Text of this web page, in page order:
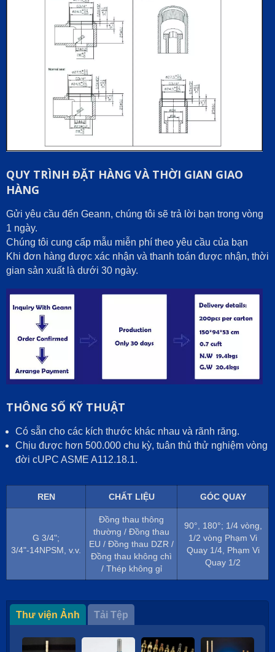
QUY TRÌNH ĐẶT HÀNG VÀ THỜI GIAN GIAO
HÀNG
Gửi yêu cầu đến Geann, chúng tôi sẽ trả lời bạn trong vòng
1 ngày.
Chúng tôi cung cấp mẫu miễn phí theo yêu cầu của bạn
Khi đơn hàng được xác nhận và thanh toán được nhận, thời
gian sản xuất là dưới 30 ngày.
THÔNG SỐ KỸ THUẬT
Có sẵn cho các kích thước khác nhau và rãnh răng.
Chịu được hơn 500.000 chu kỳ, tuân thủ thử nghiệm vòng
đời cUPC ASME A112.18.1.
REN CHẤT LIỆU GÓC QUAY
G 3/4";
3/4"-14NPSM, v.v.
Đồng thau thông
thường / Đồng thau
EU / Đồng thau DZR /
Đồng thau không chì
/ Thép không gỉ
90°, 180°; 1/4 vòng,
1/2 vòng Phạm Vi
Quay 1/4, Phạm Vi
Quay 1/2
Thư viện Ảnh Tải Tệp